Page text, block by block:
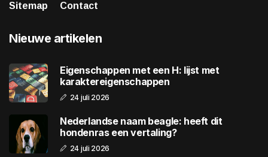
Sitemap
Contact
Nieuwe artikelen
Eigenschappen met een H: lijst met
karaktereigenschappen
24 juli 2026
Nederlandse naam beagle: heeft dit
hondenras een vertaling?
24 juli 2026